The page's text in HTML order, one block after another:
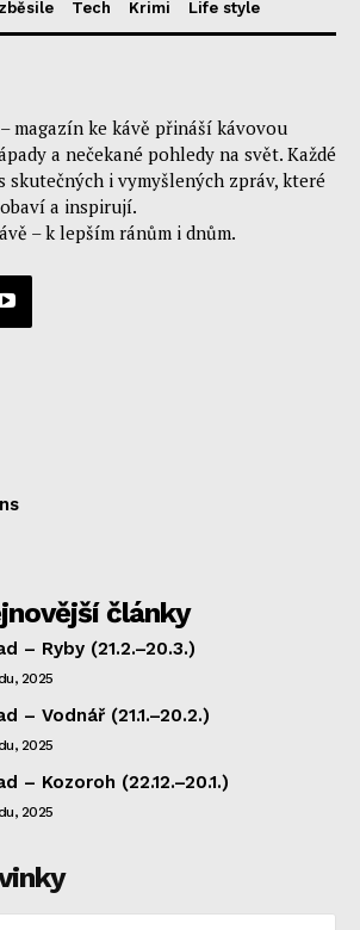
Tech Krimi Life style
magazín ke kávě přináší kávovou
a nečekané pohledy na svět. Každé
skutečných i vymyšlených zpráv, které
a inspirují.
– k lepším ránům i dnům.
články
– Ryby (21.2.–20.3.)
2025
– Vodnář (21.1.–20.2.)
2025
– Kozoroh (22.12.–20.1.)
2025